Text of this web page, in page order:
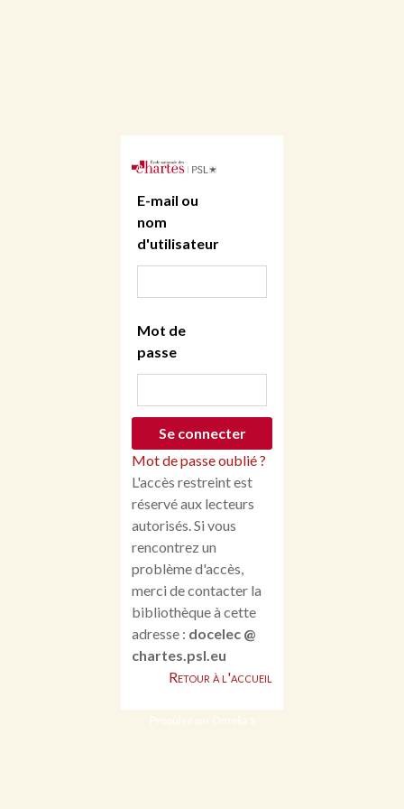
E-mail ou
nom
d'utilisateur
Mot de
passe
Mot de passe oublié ?
L'accès restreint est
réservé aux lecteurs
autorisés. Si vous
rencontrez un
problème d'accès,
merci de contacter la
bibliothèque à cette
adresse : docelec @
chartes.psl.eu
Retour à l'accueil
Propulsé par Omeka S